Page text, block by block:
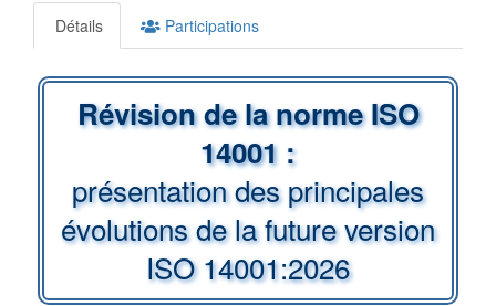
Détails Participations
Révision de la norme ISO
14001 :
présentation des principales
évolutions de la future version
ISO 14001:2026